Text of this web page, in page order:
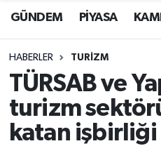
GÜNDEM PİYASA
HABERLER TURİZM
TÜRSAB ve
turizm
katan işbirliği
KAMPANYA
RÖPORTAJ
YOLCU TAŞIMA
LOJİSTİK
Süper Lig Puan
Tüm Manşetler
Son Dakika Haberleri
Haber Arşivi